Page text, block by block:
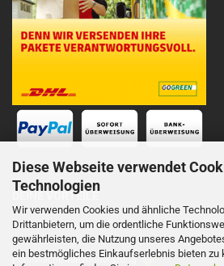
Diese Webseite verwendet
Technologien
Wir verwenden Cookies und ähnliche
Drittanbietern, um die ordentliche
gewährleisten, die Nutzung unseres
ein bestmögliches Einkaufserlebnis bieten zu
DEINE VORTEILE
Schnelle Lieferung
Persönliche Telefonberatung